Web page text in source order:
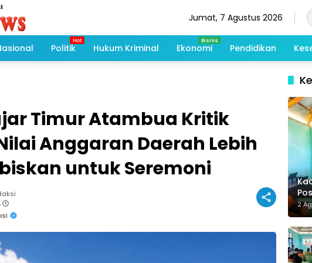
Jumat, 7 Agustus 2026
Politik Hukum Kriminal Ekonomi Pendidikan
Timur Atambua Kritik
Anggaran Daerah Lebih
untuk Seremoni
2